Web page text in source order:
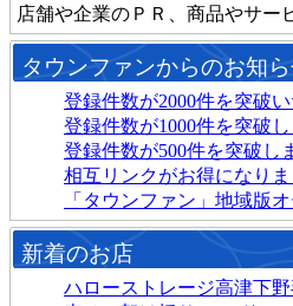
店舗や企業のＰＲ、商品やサー
タウンファンからのお知
登録件数が2000件を突破い
登録件数が1000件を突破し
登録件数が500件を突破し
相互リンクがお得になりま
「タウンファン」地域版オ
新着のお店
ハローストレージ高津下